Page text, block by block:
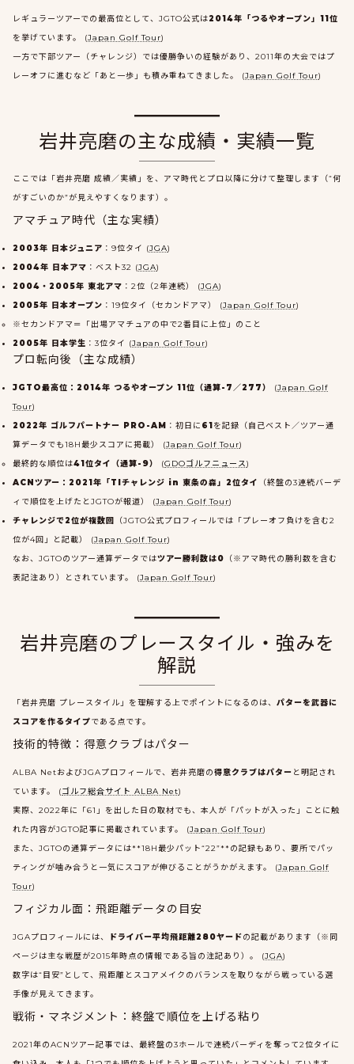
レギュラーツアーでの最高位として、JGTO公式は2014年「つるやオープン」11位
を挙げています。 (Japan Golf Tour)
一方で下部ツアー（チャレンジ）では優勝争いの経験があり、2011年の大会ではプ
レーオフに進むなど「あと一歩」も積み重ねてきました。 (Japan Golf Tour)
岩井亮磨の主な成績・実績一覧
ここでは「岩井亮磨 成績／実績」を、アマ時代とプロ以降に分けて整理します（“何
がすごいのか”が見えやすくなります）。
アマチュア時代（主な実績）
2003年 日本ジュニア ：9位タイ (JGA)
2004年 日本アマ ：ベスト32 (JGA)
2004・2005年 東北アマ ：2位（2年連続） (JGA)
2005年 日本オープン ：19位タイ（セカンドアマ） (Japan Golf Tour)
※セカンドアマ＝「出場アマチュアの中で2番目に上位」のこと
2005年 日本学生 ：3位タイ (Japan Golf Tour)
プロ転向後（主な成績）
JGTO最高位：2014年 つるやオープン 11位（通算-7／277） (Japan Golf
Tour)
2022年 ゴルフパートナー PRO-AM ：初日に 61を記録（自己ベスト／ツアー通
算データでも18H最少スコアに掲載） (Japan Golf Tour)
最終的な順位は41位タイ（通算-9） (GDOゴルフニュース)
ACNツアー：2021年「TIチャレンジ in 東条の森」2位タイ
（終盤の3連続バーデ
ィで順位を上げたとJGTOが報道） (Japan Golf Tour)
チャレンジで2位が複数回 （JGTO公式プロフィールでは「プレーオフ負けを含む2
位が4回」と記載） (Japan Golf Tour)
なお、JGTOのツアー通算データではツアー勝利数は0 （※アマ時代の勝利数を含む
表記注あり）とされています。 (Japan Golf Tour)
岩井亮磨のプレースタイル・強みを
解説
「岩井亮磨 プレースタイル」を理解する上でポイントになるのは、 パターを武器に
スコアを作るタイプである点です。
技術的特徴：得意クラブはパター
ALBA NetおよびJGAプロフィールで、岩井亮磨の得意クラブはパター と明記され
ています。 (ゴルフ総合サイト ALBA Net)
実際、2022年に「61」を出した日の取材でも、本人が「パットが入った」ことに触
れた内容がJGTO記事に掲載されています。 (Japan Golf Tour)
また、JGTOの通算データには**18H最少パット“22”**の記録もあり、要所でパッ
ティングが噛み合うと一気にスコアが伸びることがうかがえます。 (Japan Golf
Tour)
フィジカル面：飛距離データの目安
JGAプロフィールには、 ドライバー平均飛距離280ヤードの記載があります（※同
ページは主な戦歴が2015年時点の情報である旨の注記あり）。 (JGA)
数字は“目安”として、飛距離とスコアメイクのバランスを取りながら戦っている選
手像が見えてきます。
戦術・マネジメント：終盤で順位を上げる粘り
2021年のACNツアー記事では、最終盤の3ホールで連続バーディを奪って2位タイに